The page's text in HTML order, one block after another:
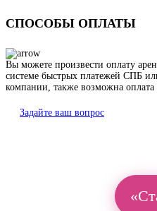
СПОСОБЫ ОПЛАТЫ
Вы можете произвести оплату
системе быстрых платежей СПБ
компании, также возможна оплата
Задайте ваш вопрос